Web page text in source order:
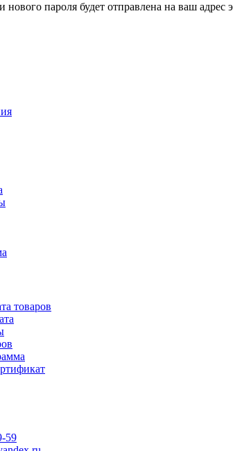
нового пароля будет отправлена ​​на ваш адрес
товаров
59